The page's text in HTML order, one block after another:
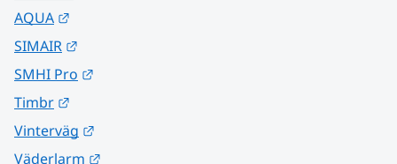
AQUA
SIMAIR
SMHI Pro
Timbr
Vinterväg
Väderlarm